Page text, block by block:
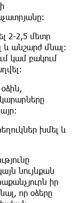
2-2,5 մետր
և անշարժ մնալ։
կամ բակում
խմել և
նույնքան
իր
որ օձերը